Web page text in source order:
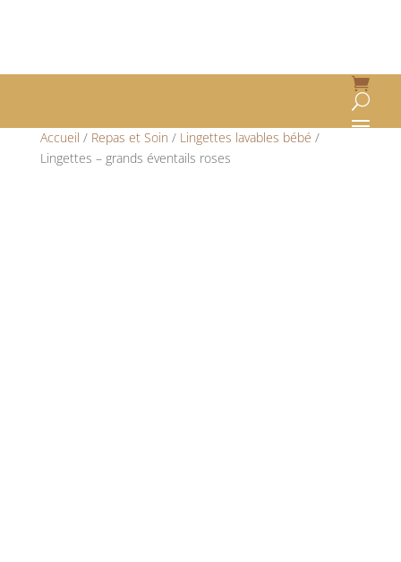
Accueil / Repas et Soin / Lingettes lavables bébé /
Lingettes – grands éventails roses